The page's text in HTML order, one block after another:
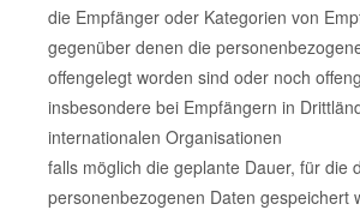
die Empfänger oder Kategorien von
gegenüber denen die
offengelegt worden sind oder noch
insbesondere bei Empfängern in
internationalen Organisationen
falls möglich die geplante Dauer, für die
personenbezogenen Daten gespeichert